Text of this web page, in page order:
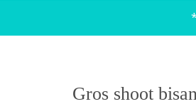
Gros shoot